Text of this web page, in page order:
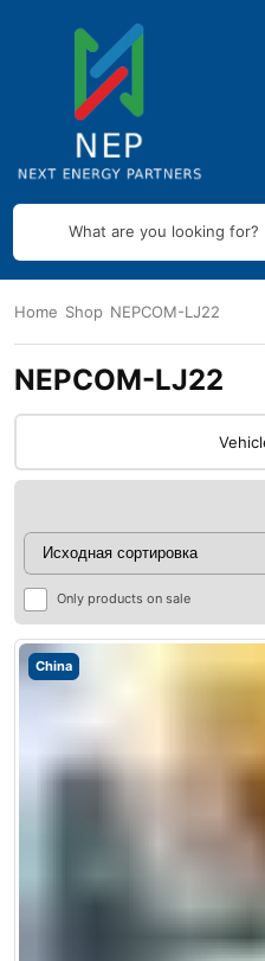
What are you looking for?
Home Shop NEPCOM-LJ22
NEPCOM-LJ22
Only products on sale
China